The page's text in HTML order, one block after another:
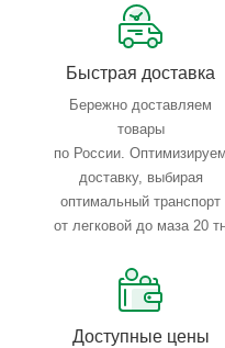
Быстрая доставка
Бережно доставляем
товары
по России. Оптимизируем
доставку, выбирая
оптимальный транспорт
от легковой до маза 20
Доступные цены